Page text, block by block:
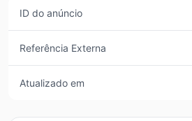
ID do anúncio
Referência Externa
Atualizado em